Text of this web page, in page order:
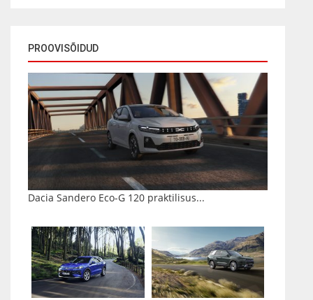
PROOVISÕIDUD
Dacia Sandero Eco-G 120 praktilisus...